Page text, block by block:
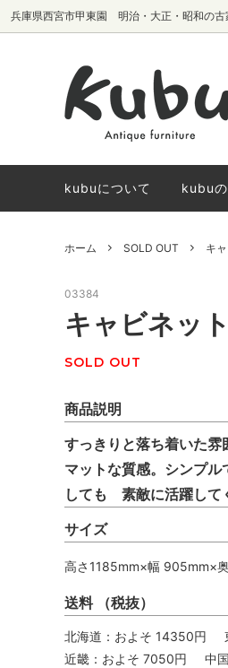
兵庫県西宮市甲東園 明治・大正・昭和の古
テーブル・机
棚・本棚
椅子生地別
kubuについて kubu
ホーム SOLD OUT キ
03384
キャビネット
SOLD OUT
商品説明
すっきりと落ち着いた雰
マットな質感。シンプ
しても 素敵に活躍して
サイズ
高さ1185mm×幅
送料 （税抜）
北海道：およそ 14350円
近畿：およそ 7050円
中